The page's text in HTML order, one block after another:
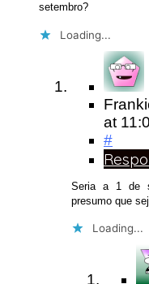
setembro?
Loading...
at
#
Seria a 1 de
presumo que
Loading...